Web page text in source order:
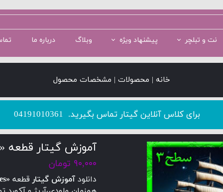
نت و تبلچر پیشنهاد ویژه وبلاگ درباره ما
خانه | محصولات | مشخصات محصول
​​​​​​​برای کلاس آنلاین گیتار تماس بگیرید. 04191010361
آموزش گیتار قطعه «Silvery Waves» + نت و تبلچر گیتار
۹۰,۰۰۰ تومان
دانلود آموزش گیتار قطعه «Silvery Waves»